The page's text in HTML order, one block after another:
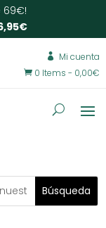
69€!
 Mi cuenta
 0 Items - 0,00€